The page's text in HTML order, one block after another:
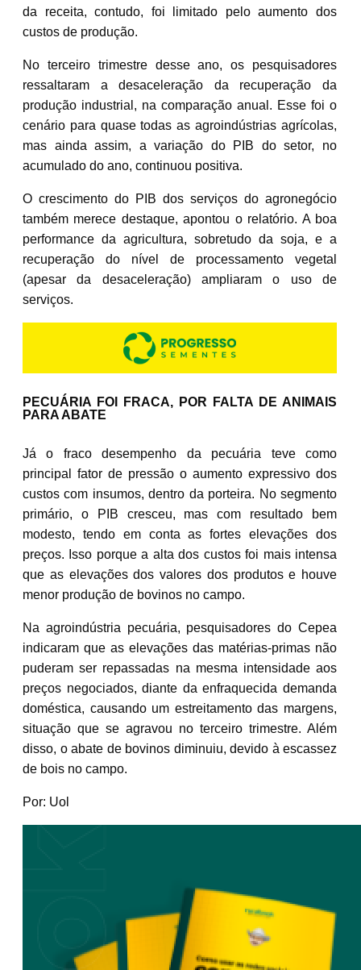
da receita, contudo, foi limitado pelo aumento dos
custos de produção.
No terceiro trimestre desse ano, os pesquisadores
ressaltaram a desaceleração da recuperação da
produção industrial, na comparação anual. Esse foi o
cenário para quase todas as agroindústrias agrícolas,
mas ainda assim, a variação do PIB do setor, no
acumulado do ano, continuou positiva.
O crescimento do PIB dos serviços do agronegócio
também merece destaque, apontou o relatório. A boa
performance da agricultura, sobretudo da soja, e a
recuperação do nível de processamento vegetal
(apesar da desaceleração) ampliaram o uso de
serviços.
PECUÁRIA FOI FRACA, POR FALTA DE ANIMAIS
PARA ABATE
Já o fraco desempenho da pecuária teve como
principal fator de pressão o aumento expressivo dos
custos com insumos, dentro da porteira. No segmento
primário, o PIB cresceu, mas com resultado bem
modesto, tendo em conta as fortes elevações dos
preços. Isso porque a alta dos custos foi mais intensa
que as elevações dos valores dos produtos e houve
menor produção de bovinos no campo.
Na agroindústria pecuária, pesquisadores do Cepea
indicaram que as elevações das matérias-primas não
puderam ser repassadas na mesma intensidade aos
preços negociados, diante da enfraquecida demanda
doméstica, causando um estreitamento das margens,
situação que se agravou no terceiro trimestre. Além
disso, o abate de bovinos diminuiu, devido à escassez
de bois no campo.
Por: Uol